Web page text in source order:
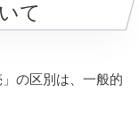
て
の区別は、一般的